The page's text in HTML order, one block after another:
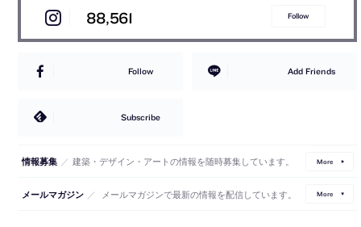
88,561 Follow
Follow Add Friends
Subscribe
情報募集 ／ 建築・デザイン・アートの情報を随時募集しています。 More
メールマガジン ／ メールマガジンで最新の情報を配信しています。 More